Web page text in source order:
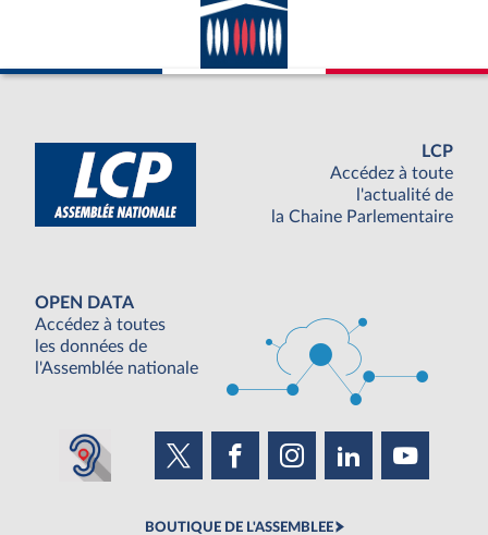
LCP
Accédez à toute
l'actualité de
la Chaine Parlementaire
OPEN DATA
Accédez à toutes
les données de
l'Assemblée nationale
BOUTIQUE DE L'ASSEMBLEE